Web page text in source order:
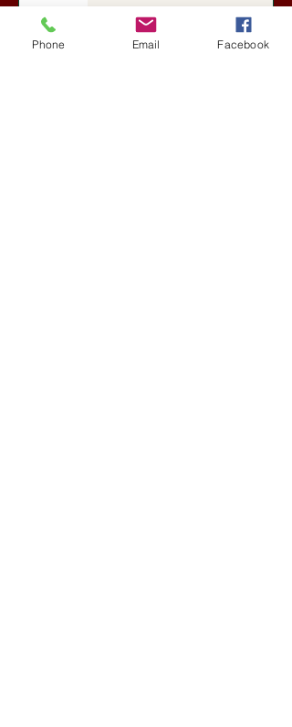
A Rothschildok és a Pentagon
Phone Email Facebook